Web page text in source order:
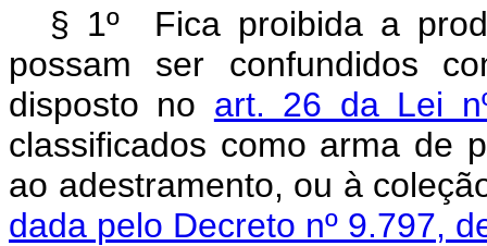
§ 1º Fica proibida a
possam ser confundidos
disposto no art. 26 da Lei
classificados como arma de
ao adestramento, ou à coleçã
dada pelo Decreto nº 9.797,